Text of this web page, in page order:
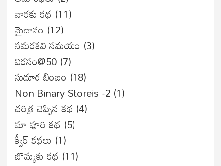
వార్తకు కథ (11)
మైదానం (12)
సమరకవి సమయం (3)
విరసం@50 (7)
సుదూర బింబం (18)
Non Binary Storeis -2 (1)
చరిత్ర చెప్పిన కథ (4)
మా వూరి కథ (5)
క్వీర్ కథలు (1)
బొమ్మకు కథ (11)